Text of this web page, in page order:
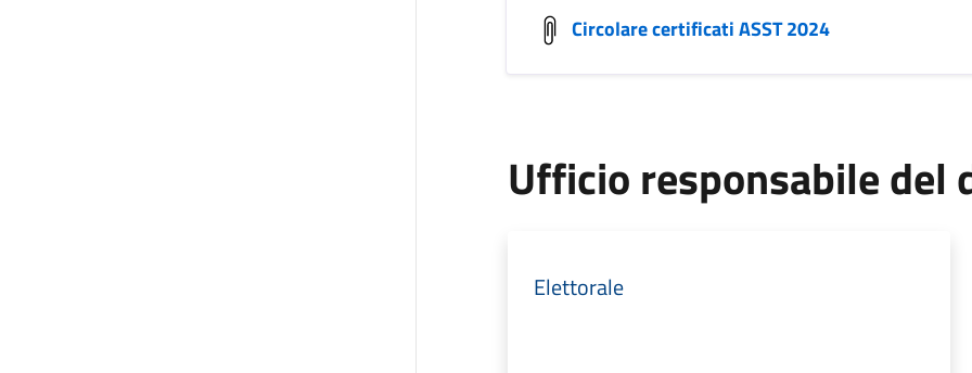
Circolare certificati ASST 2024
Ufficio responsabile del
Elettorale